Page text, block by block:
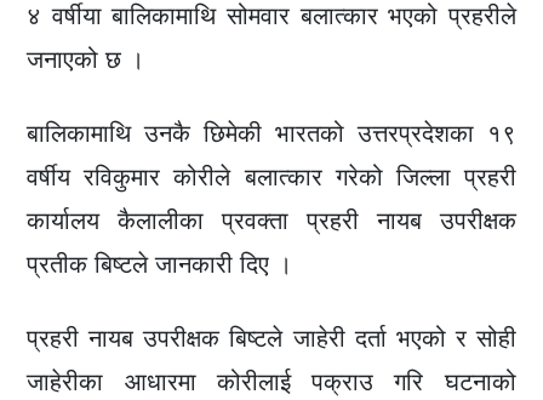
४ वर्षीया बालिकामाथि सोमवार बलात्कार भएको प्रहरीले
जनाएको छ ।
बालिकामाथि उनकै छिमेकी भारतको उत्तरप्रदेशका १९
वर्षीय रविकुमार कोरीले बलात्कार गरेको जिल्ला प्रहरी
कार्यालय कैलालीका प्रवक्ता प्रहरी नायब उपरीक्षक
प्रतीक बिष्टले जानकारी दिए ।
प्रहरी नायब उपरीक्षक बिष्टले जाहेरी दर्ता भएको र सोही
जाहेरीका आधारमा कोरीलाई पक्राउ गरि घटनाको